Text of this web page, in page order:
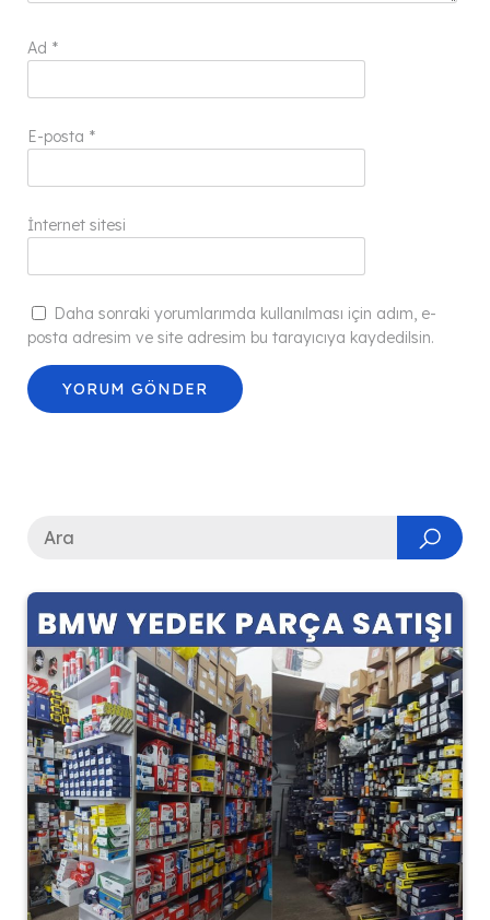
Ad *
E-posta *
İnternet sitesi
Daha sonraki yorumlarımda kullanılması için adım, e-
posta adresim ve site adresim bu tarayıcıya kaydedilsin.